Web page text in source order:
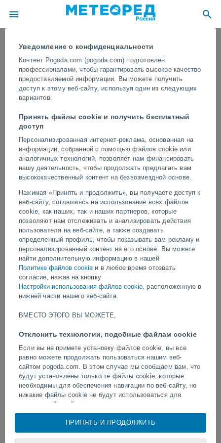
Уведомление о конфиденциальности
Контент Pogoda.com (pogoda.com) подготовлен
профессионалами, чтобы гарантировать высокое качество
предоставляемой информации. Вы можете получить
доступ к этому веб-сайту, используя один из следующих
вариантов:
Принять файлы cookie и получить бесплатный
доступ
Персонализированная интернет-реклама, основанная на
информации, собранной с помощью файлов cookie или
аналогичных технологий, позволяет нам финансировать
нашу деятельность, чтобы продолжать предлагать вам
высококачественный контент на безвозмездной основе.
Нажимая «Принять и продолжить», вы получаете доступ к
веб-сайту, соглашаясь на использование всех файлов
cookie, как наших, так и наших партнеров, которые
позволяют нам отслеживать и анализировать действия
пользователя на веб-сайте, а также создавать
определенный профиль, чтобы показывать вам рекламу и
персонализированный контент на его основе. Вы можете
найти дополнительную информацию в нашей
Политике файлов cookie и в любое время отозвать
согласие, нажав на кнопку
Настройки использования файлов cookie, расположенную в
нижней части нашего веб-сайта.
ВМЕСТО ЭТОГО ВЫ МОЖЕТЕ,
Отклонить технологии, подобные файлам cookie
Если вы не примете установку файлов cookie, вы все
равно можете продолжать пользоваться нашим веб-
сайтом pogoda.com. В этом случае мы сообщаем вам, что
будут установлены только те файлы cookie, которые
необходимы для обеспечения навигации по веб-сайту, но
никакие файлы cookie не будут использоваться для
анализа действий или показа рекламы или
персонализированного контента, однако вы сможете
просматривать общую неперсонализированную рекламу.
Вы можете отказаться от установки cookie и
ПРИНЯТЬ И ПРОДОЛЖИТЬ
Массивная лавина на севере
Аннапурны, Непал
одному из склонов, образовав большое белое облако, видимое
за несколько километров.
видео
Вчера
В Заппонете, Италия, замечен
огромный пылевой вихрь
Торнадо и сильные
Пелотасе, Бразилия.
Следуйте за нами